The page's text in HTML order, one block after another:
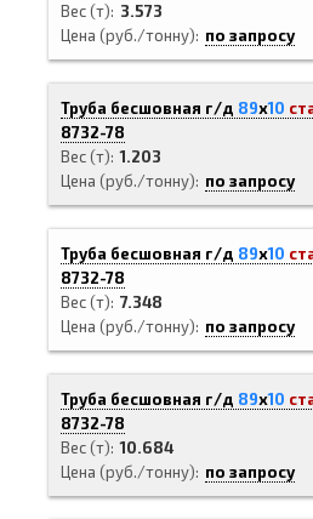
Вес (т)
3.573
Цена (руб./тонну)
по запросу
Труба бесшовная г/д 89х10
8732-78
Вес (т) 1.203
Цена (руб./тонну)
по запросу
Труба бесшовная г/д 89х10
8732-78
Вес (т) 7.348
Цена (руб./тонну)
по запросу
Труба бесшовная г/д 89х10
8732-78
Вес (т) 10.684
Цена (руб./тонну)
по запросу